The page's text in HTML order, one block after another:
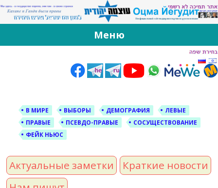
За Оцма Йегудит
עוצמה יהודית ברוסית ובעברית
Меню
В МИРЕ ВЫБОРЫ ДЕМОГРАФИЯ
ЛЕВЫЕ
ПРАВЫЕ
ПСЕВДО-ПРАВЫЕ
СОСУЩЕСТВОВАНИЕ
ФЕЙК НЬЮС
Актуальные заметки
Краткие новости